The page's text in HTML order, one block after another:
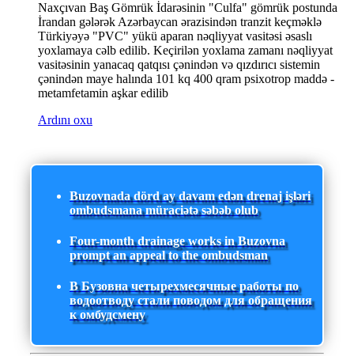
Naxçıvan Baş Gömrük İdarəsinin "Culfa" gömrük postunda
İrandan gələrək Azərbaycan ərazisindən tranzit keçməklə
Türkiyəyə "PVC" yükü aparan nəqliyyat vasitəsi əsaslı
yoxlamaya cəlb edilib. Keçirilən yoxlama zamanı nəqliyyat
vasitəsinin yanacaq qatqısı çənindən və qızdırıcı sistemin
çənindən maye halında 101 kq 400 qram psixotrop maddə -
metamfetamin aşkar edilib
Ardını oxu
Buzovnada dörd ay davam edən drenaj işləri
ombudsmana müraciətə səbəb olub
Four-month drainage works in Buzovna
prompt an appeal to the ombudsman
В Бузовна четырехмесячные работы по
водоотводу стали поводом для обращения
к омбудсмену